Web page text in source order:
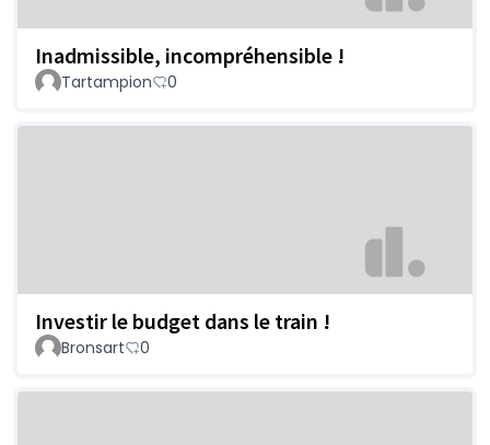
Inadmissible, incompréhensible !
Tartampion 0
Investir le budget dans le train !
Bronsart 0